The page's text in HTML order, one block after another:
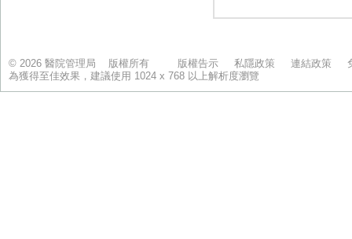
© 2026 醫院管理局 版權所有 版權告示 私隱政策 連結政策
為獲得至佳效果，建議使用 1024 x 768 以上解析度瀏覽